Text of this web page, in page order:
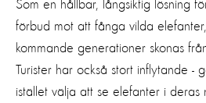
Som en hållbar, långsiktig lösning
förbud mot att fånga vilda
kommande generationer skonas
Turister har också stort inflytande -
istället välja att se elefanter i deras